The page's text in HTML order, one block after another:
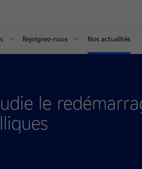
Rejoignez-nous Nos actualités
le